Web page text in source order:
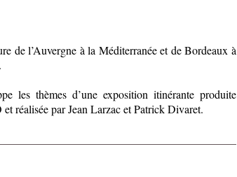
de l’Auvergne à la Méditerranée et de Bordeaux à
les thèmes d’une exposition itinérante produite
réalisée par Jean Larzac et Patrick Divaret.